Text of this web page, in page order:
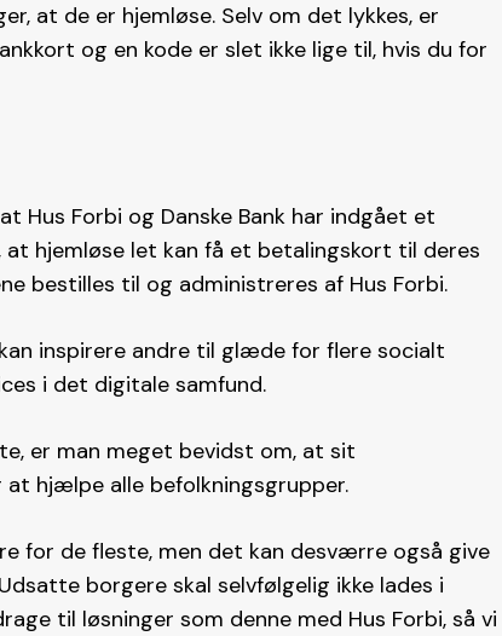
at de er hjemløse. Selv om det lykkes, er
og en kode er slet ikke lige til, hvis du for
Hus Forbi og Danske Bank har indgået et
at hjemløse let kan få et betalingskort til deres
bestilles til og administreres af Hus Forbi.
inspirere andre til glæde for flere socialt
i det digitale samfund.
er man meget bevidst om, at sit
hjælpe alle befolkningsgrupper.
for de fleste, men det kan desværre også give
borgere skal selvfølgelig ikke lades i
til løsninger som denne med Hus Forbi, så vi